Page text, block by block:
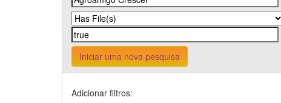
Iniciar uma nova pesquisa
Adicionar filtros: